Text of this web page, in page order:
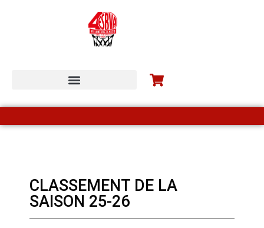
CLASSEMENT DE LA
SAISON 25-26